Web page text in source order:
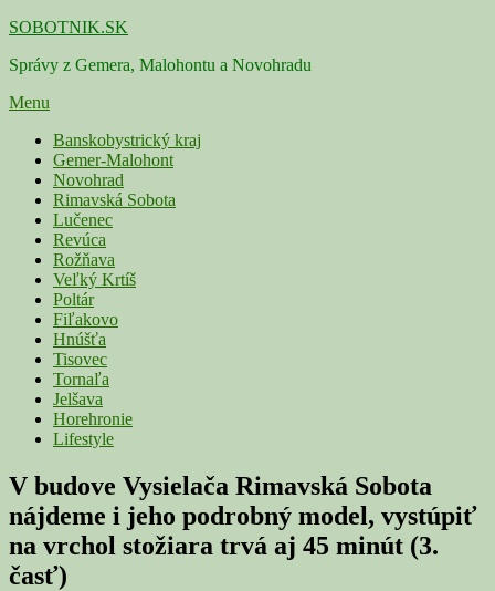
Skip
content
SOBOTNIK.SK
Správy z Gemera, Malohontu a Novohradu
Menu
Primárne
menu
Banskobystrický kraj
Gemer-Malohont
Novohrad
Rimavská Sobota
Lučenec
Revúca
Rožňava
Veľký Krtíš
Poltár
Fiľakovo
Hnúšťa
Tisovec
Tornaľa
Jelšava
Horehronie
Lifestyle
V budove Vysielača Rimavská Sobota
nájdeme i jeho podrobný model, vystúpiť
na vrchol stožiara trvá aj 45 minút (3.
časť)